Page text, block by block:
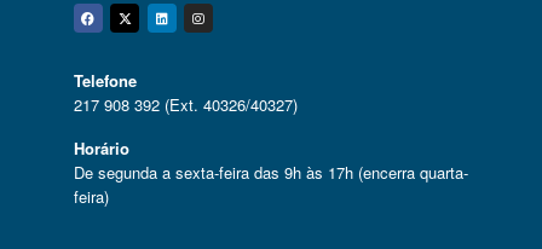
Facebook
Twitter
Linkedin
Instagram
Telefone
217 908 392 (Ext. 40326/40327)
Horário
De segunda a sexta-feira das 9h às 17h (encerra quarta-
feira)